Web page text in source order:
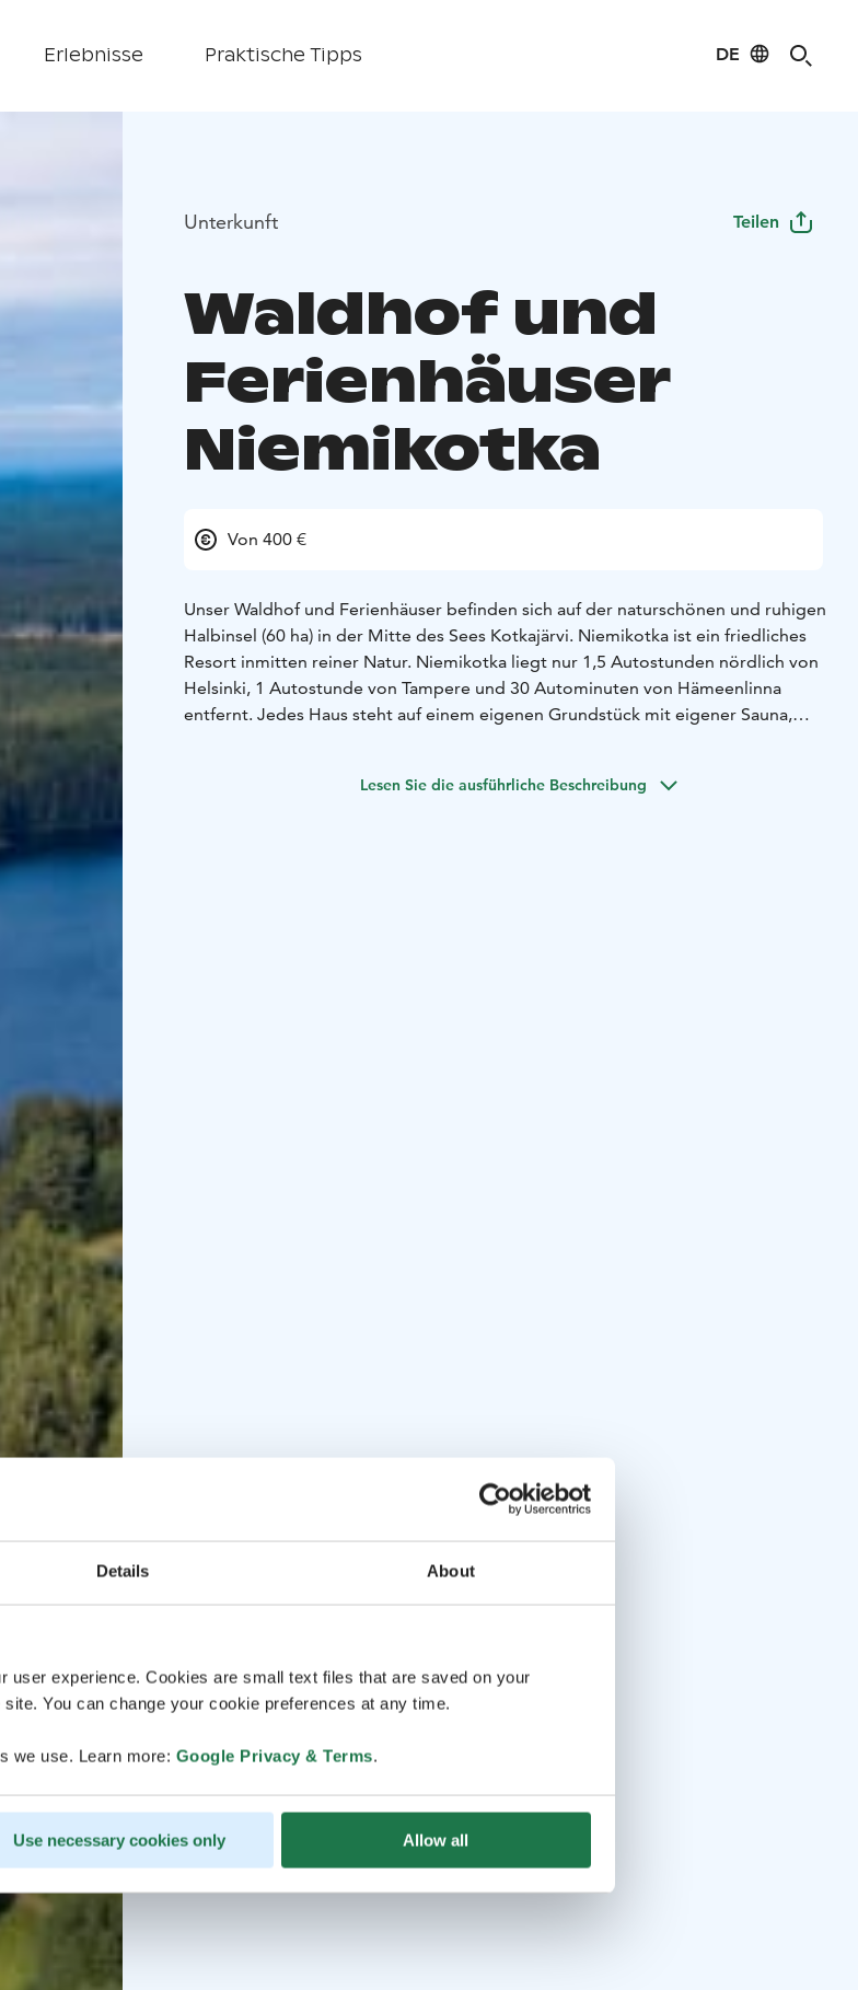
Details About
user experience. Cookies are small text files that are saved on your
You can change your cookie preferences at any time.
we use. Learn more: Google Privacy & Terms.
Use necessary cookies only Allow all
Erlebnisse Praktische Tipps DE
Unterkunft Teilen
Waldhof und
Ferienhäuser
Niemikotka
Von 400 €
Unser Waldhof und Ferienhäuser befinden sich auf der naturschönen und ruhigen
Halbinsel (60 ha) in der Mitte des Sees Kotkajärvi. Niemikotka ist ein friedliches
Resort inmitten reiner Natur. Niemikotka liegt nur 1,5 Autostunden nördlich von
Helsinki, 1 Autostunde von Tampere und 30 Autominuten von Hämeenlinna
entfernt. Jedes Haus steht auf einem eigenen Grundstück mit eigener Sauna,
Die Preise variieren je nach Saison, Mietdauer, Ausstattungsniveau des Hauses
Lesen Sie die ausführliche Beschreibung